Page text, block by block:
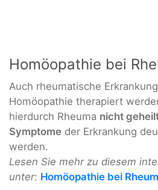
Homöopathie bei
Auch rheumatische
Homöopathie therapiert
hierdurch Rheuma nicht
Symptome der Erkrankung
werden.
Lesen Sie mehr zu diesem
unter: Homöopathie bei